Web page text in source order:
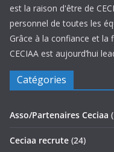
est la raison d'être de
personnel de toutes les
Grâce à la confiance et la
CECIAA est aujourd’hui
Catégories
Asso/Partenaires Ceciaa
Ceciaa recrute (24)